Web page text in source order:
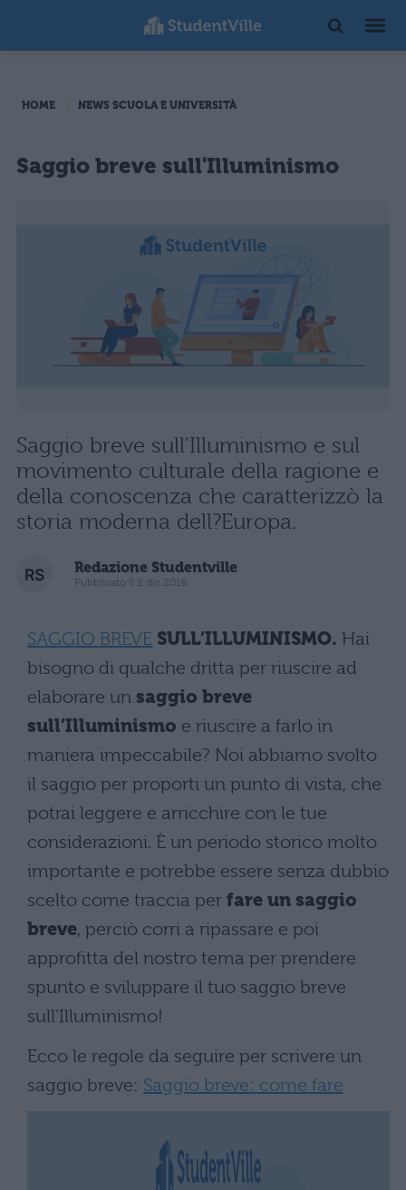
HOME NEWS SCUOLA E UNIVERSITÀ
Saggio breve sull'Illuminismo
Saggio breve sull'Illuminismo e sul
movimento culturale della ragione e
della conoscenza che caratterizzò la
storia moderna dell?Europa.
Redazione Studentville
Pubblicato il 2 dic 2016
SAGGIO BREVE SULL’ILLUMINISMO. Hai
bisogno di qualche dritta per riuscire ad
elaborare un saggio breve
sull’Illuminismo e riuscire a farlo in
maniera impeccabile? Noi abbiamo svolto
il saggio per proporti un punto di vista, che
potrai leggere e arricchire con le tue
considerazioni. È un periodo storico molto
importante e potrebbe essere senza dubbio
scelto come traccia per fare un saggio
breve, perciò corri a ripassare e poi
approfitta del nostro tema per prendere
spunto e sviluppare il tuo saggio breve
sull’Illuminismo!
Ecco le regole da seguire per scrivere un
saggio breve: Saggio breve: come fare